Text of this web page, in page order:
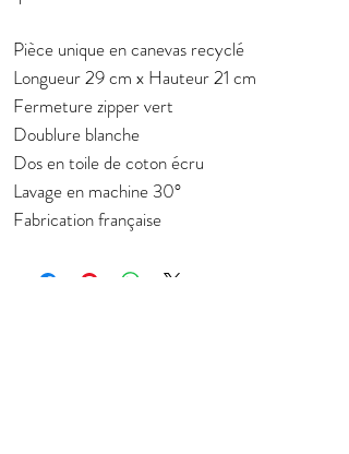
Pièce unique en canevas recyclé
Longueur 29 cm x Hauteur 21 cm
Fermeture zipper vert
Doublure blanche
Dos en toile de coton écru
Lavage en machine 30°
Fabrication française